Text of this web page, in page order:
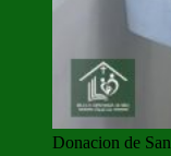
Donacion de